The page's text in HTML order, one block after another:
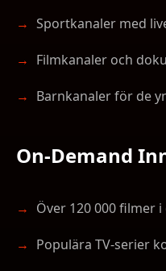
Sportkanaler med
Filmkanaler och
Barnkanaler för de
On-Demand
Över 120 000 filmer
Populära TV-serier